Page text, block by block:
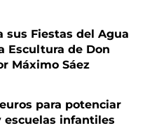
sus Fiestas del Agua
Escultura de Don
Máximo Sáez
para potenciar
escuelas infantiles